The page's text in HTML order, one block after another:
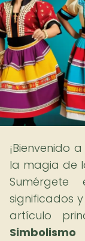
¡Bienvenido a
la magia de
significados
artículo